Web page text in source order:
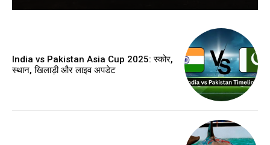
India vs Pakistan Asia Cup 2025: स्कोर,
स्थान, खिलाड़ी और लाइव अपडेट